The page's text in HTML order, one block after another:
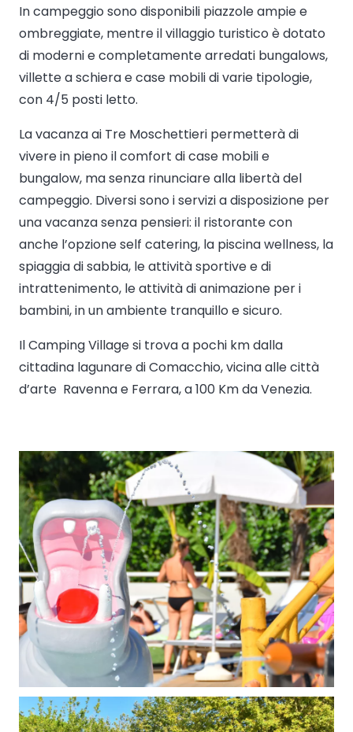
In campeggio sono disponibili piazzole ampie e
ombreggiate, mentre il villaggio turistico è dotato
di moderni e completamente arredati bungalows,
villette a schiera e case mobili di varie tipologie,
con 4/5 posti letto.
La vacanza ai Tre Moschettieri permetterà di
vivere in pieno il comfort di case mobili e
bungalow, ma senza rinunciare alla libertà del
campeggio. Diversi sono i servizi a disposizione per
una vacanza senza pensieri: il ristorante con
anche l’opzione self catering, la piscina wellness, la
spiaggia di sabbia, le attività sportive e di
intrattenimento, le attività di animazione per i
bambini, in un ambiente tranquillo e sicuro.
Il Camping Village si trova a pochi km dalla
cittadina lagunare di Comacchio, vicina alle città
d’arte Ravenna e Ferrara, a 100 Km da Venezia.